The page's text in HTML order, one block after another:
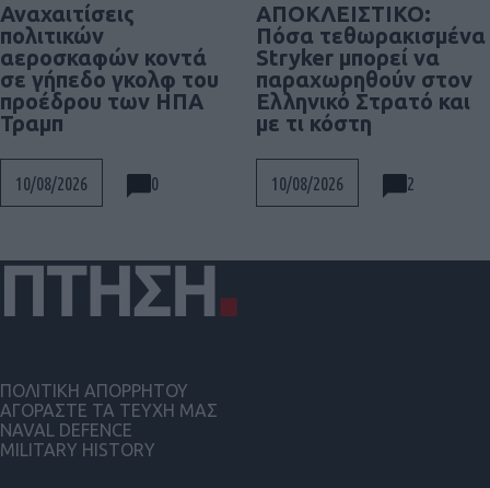
Αναχαιτίσεις
πολιτικών
αεροσκαφών κοντά
σε γήπεδο γκολφ του
προέδρου των ΗΠΑ
Τραμπ
10/08/2026 0
ΑΠΟΚΛΕΙΣΤΙΚΟ:
Πόσα τεθωρακισμένα
Stryker μπορεί να
παραχωρηθούν στον
Ελληνικό Στρατό και
με τι κόστη
10/08/2026 2
ΠΟΛΙΤΙΚΗ ΑΠΟΡΡΗΤΟΥ
ΑΓΟΡΑΣΤΕ ΤΑ ΤΕΥΧΗ ΜΑΣ
NAVAL DEFENCE
MILITARY HISTORY